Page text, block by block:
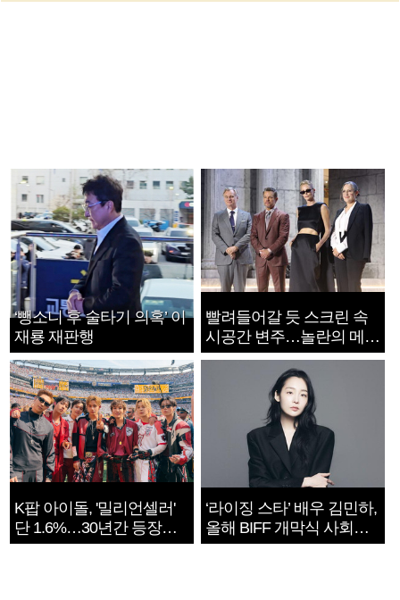
‘뺑소니 후 술타기 의혹’ 이
재룡 재판행
빨려들어갈 듯 스크린 속
시공간 변주…놀란의 메시
지는 ‘전쟁 속죄’
K팝 아이돌, '밀리언셀러'
단 1.6%…30년간 등장
1182개팀 전수조사
‘라이징 스타’ 배우 김민하,
올해 BIFF 개막식 사회자
확정